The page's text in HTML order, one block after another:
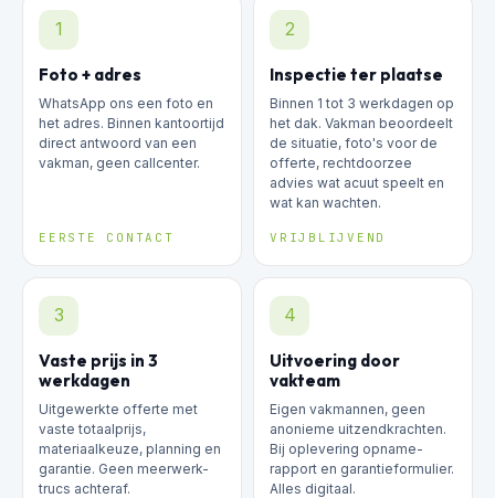
1
Foto + adres
WhatsApp ons een foto en
het adres. Binnen kantoortijd
direct antwoord van een
vakman, geen callcenter.
EERSTE CONTACT
2
Inspectie ter plaatse
Binnen 1 tot 3 werkdagen op
het dak. Vakman beoordeelt
de situatie, foto's voor de
offerte, rechtdoorzee
advies wat acuut speelt en
wat kan wachten.
VRIJBLIJVEND
3
Vaste prijs in 3
werkdagen
Uitgewerkte offerte met
vaste totaalprijs,
materiaalkeuze, planning en
garantie. Geen meerwerk-
trucs achteraf.
4
Uitvoering door
vakteam
Eigen vakmannen, geen
anonieme uitzendkrachten.
Bij oplevering opname-
rapport en garantieformulier.
Alles digitaal.